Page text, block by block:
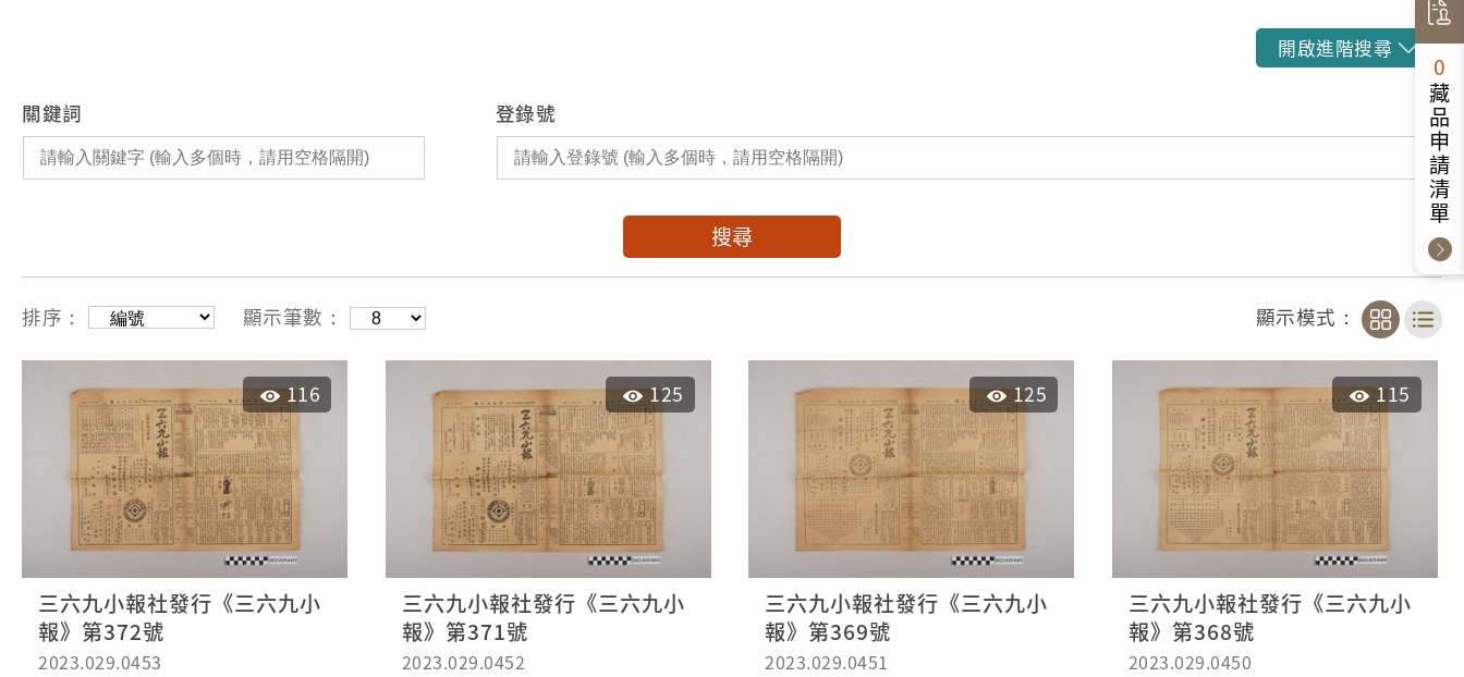
開啟進階搜尋
關鍵詞 登錄號
搜尋
排序： 顯示筆數： 顯示模式：
116
三六九小報社發行《三六九小
報》第372號
2023.029.0453
125
三六九小報社發行《三六九小
報》第371號
2023.029.0452
125
三六九小報社發行《三六九小
報》第369號
2023.029.0451
115
三六九小報社發行《三六九小
報》第368號
2023.029.0450
0
藏品申請清單